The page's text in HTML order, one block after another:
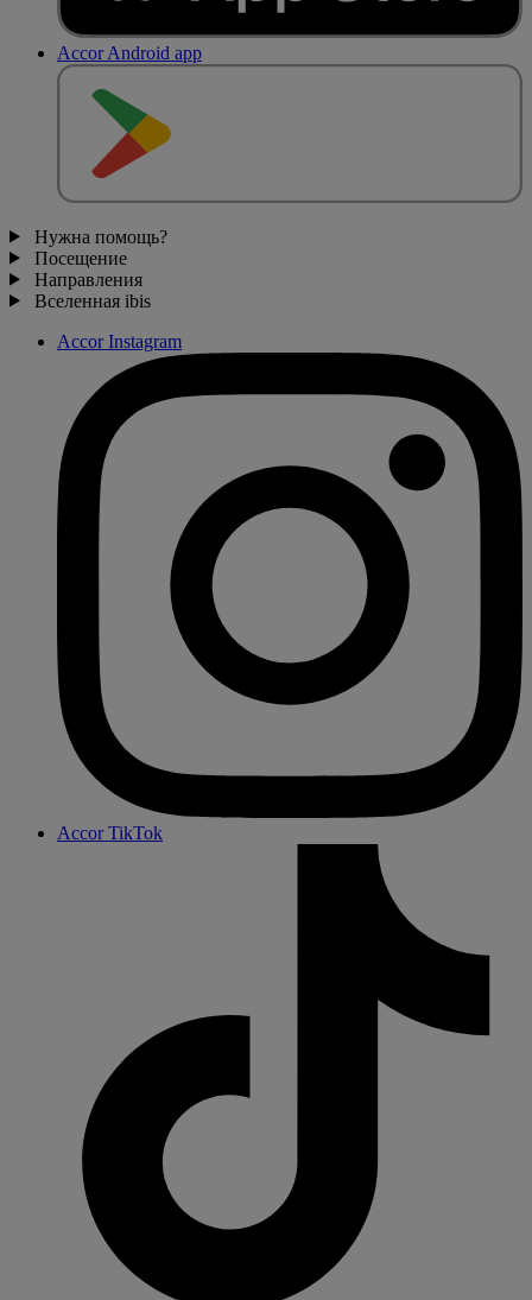
Accor Android app
Нужна помощь?
Посещение
Направления
Вселенная ibis
Accor Instagram
Accor TikTok